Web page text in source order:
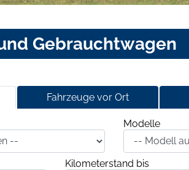
Gebrauchtwagen
Fahrzeuge vor Ort
Modelle
Kilometerstand bis